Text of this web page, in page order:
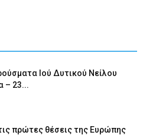
Ιού Δυτικού Νείλου
– 23...
πρώτες θέσεις της Ευρώπης